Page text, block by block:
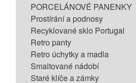
PORCELÁNOVÉ PANENKY
Prostírání a podnosy
Recyklované sklo Portugal
Retro panty
Retro úchytky a madla
Smaltované nádobí
Staré klíče a zámky